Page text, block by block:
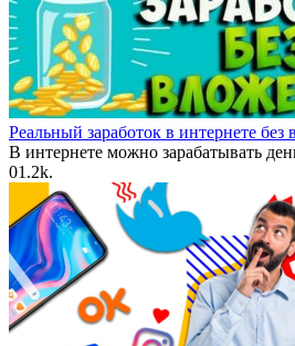
Реальный заработок в интернете без
В интернете можно зарабатывать
01.2k.